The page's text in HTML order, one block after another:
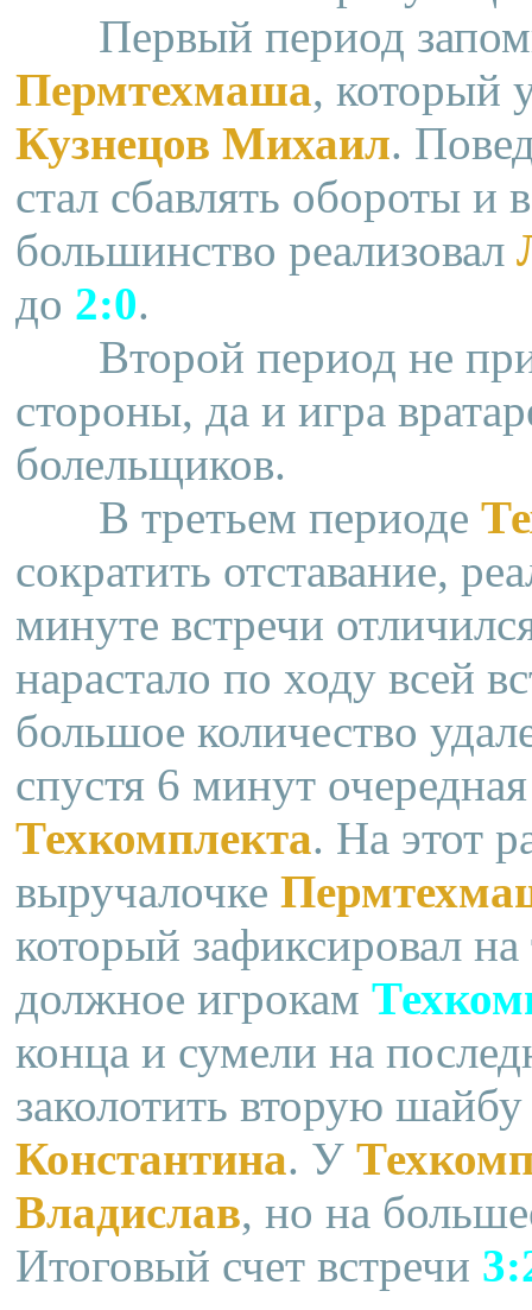
Первый период
Пермтехмаша, который
Кузнецов Михаил.
стал сбавлять обороты и
большинство реализовал
до 2:0.
Второй период не
стороны, да и игра
болельщиков.
В третьем периоде
сократить отставание,
минуте встречи
нарастало по ходу всей
большое количество
спустя 6 минут
Техкомплекта. На этот
выручалочке
который зафиксировал
должное игрокам
конца и сумели на
заколотить вторую
Константина. У
Владислав, но на
Итоговый счет встречи